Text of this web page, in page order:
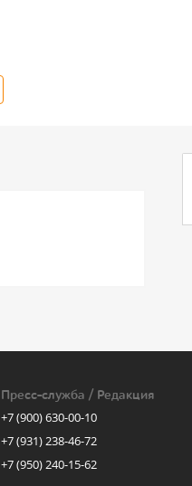
Пресс-служба / Редакция
+7 (900) 630-00-10
+7 (931) 238-46-72
+7 (950) 240-15-62